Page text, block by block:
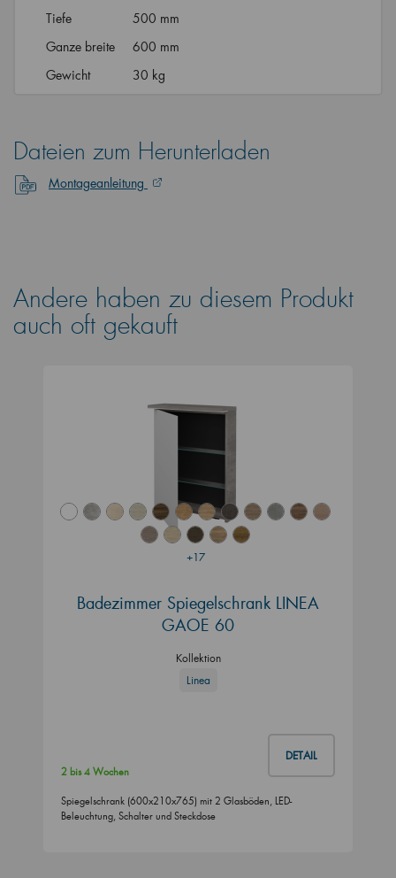
Tiefe
500 mm
Ganze breite
600 mm
Gewicht
30 kg
Dateien zum Herunterladen
Montageanleitung
Andere haben zu diesem Produkt
auch oft gekauft
+17
Badezimmer Spiegelschrank LINEA
GAOE 60
Kollektion
Linea
DETAIL
2 bis 4 Wochen
Spiegelschrank (600x210x765) mit 2 Glasböden, LED-
Beleuchtung, Schalter und Steckdose